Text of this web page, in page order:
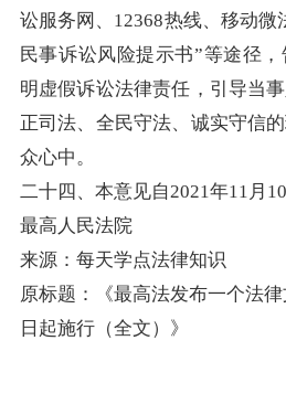
讼服务网、12368热线、移动微
民事诉讼风险提示书”等途径
明虚假诉讼法律责任，引导当
正司法、全民守法、诚实守信
众心中。
二十四、本意见自2021年11月10
最高人民法院
来源：每天学点法律知识
原标题：《最高法发布一个法
日起施行（全文）》